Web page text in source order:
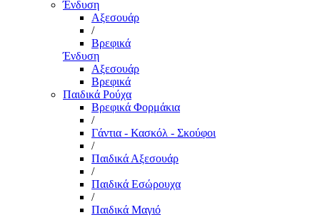
Ένδυση
Αξεσουάρ
/
Βρεφικά
Ένδυση
Αξεσουάρ
Βρεφικά
Παιδικά Ρούχα
Βρεφικά Φορμάκια
/
Γάντια - Κασκόλ - Σκούφοι
/
Παιδικά Αξεσουάρ
/
Παιδικά Εσώρουχα
/
Παιδικά Μαγιό